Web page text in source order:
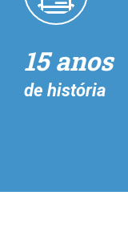
15 anos
de história